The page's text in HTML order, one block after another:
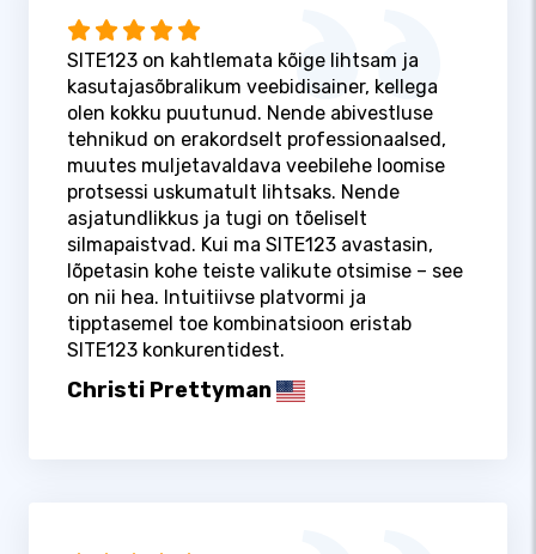
SITE123 on kahtlemata kõige lihtsam ja
kasutajasõbralikum veebidisainer, kellega
olen kokku puutunud. Nende abivestluse
tehnikud on erakordselt professionaalsed,
muutes muljetavaldava veebilehe loomise
protsessi uskumatult lihtsaks. Nende
asjatundlikkus ja tugi on tõeliselt
silmapaistvad. Kui ma SITE123 avastasin,
lõpetasin kohe teiste valikute otsimise – see
on nii hea. Intuitiivse platvormi ja
tipptasemel toe kombinatsioon eristab
SITE123 konkurentidest.
Christi Prettyman